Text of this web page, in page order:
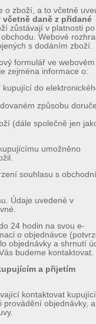
o zboží, a to včetně
daně z přidané
zůstávají v platnosti po
Webové
s dodáním zboží.
formulář ve webovém
zejména informace o:
kupující do
způsobu
(dále společně jen
umožněno
souhlasu s
Údaje uvedené v
24 hodin na svou e-
o objednávce
objednávky a shrnutí
budeme kontaktovat.
a přijetím
kontaktovat
objednávky,